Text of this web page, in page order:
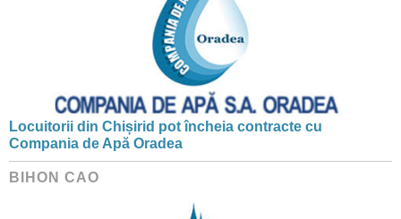
Locuitorii din Chișirid pot încheia contracte cu
Compania de Apă Oradea
BIHON CAO